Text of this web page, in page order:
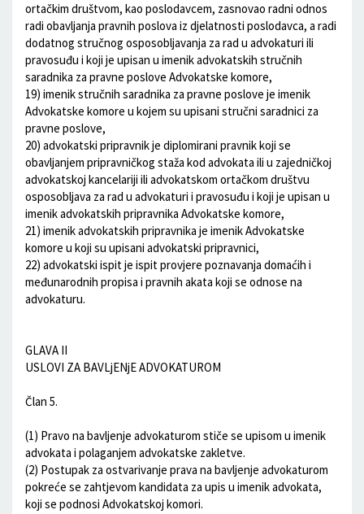
ortačkim društvom, kao poslodavcem, zasnovao radni odnos
radi obavljanja pravnih poslova iz djelatnosti poslodavca, a radi
dodatnog stručnog osposobljavanja za rad u advokaturi ili
pravosuđu i koji je upisan u imenik advokatskih stručnih
saradnika za pravne poslove Advokatske komore,
19) imenik stručnih saradnika za pravne poslove je imenik
Advokatske komore u kojem su upisani stručni saradnici za
pravne poslove,
20) advokatski pripravnik je diplomirani pravnik koji se
obavljanjem pripravničkog staža kod advokata ili u zajedničkoj
advokatskoj kancelariji ili advokatskom ortačkom društvu
osposobljava za rad u advokaturi i pravosuđu i koji je upisan u
imenik advokatskih pripravnika Advokatske komore,
21) imenik advokatskih pripravnika je imenik Advokatske
komore u koji su upisani advokatski pripravnici,
22) advokatski ispit je ispit provjere poznavanja domaćih i
međunarodnih propisa i pravnih akata koji se odnose na
advokaturu.
GLAVA II
USLOVI ZA BAVLjENjE ADVOKATUROM
Član 5.
(1) Pravo na bavljenje advokaturom stiče se upisom u imenik
advokata i polaganjem advokatske zakletve.
(2) Postupak za ostvarivanje prava na bavljenje advokaturom
pokreće se zahtjevom kandidata za upis u imenik advokata,
koji se podnosi Advokatskoj komori.